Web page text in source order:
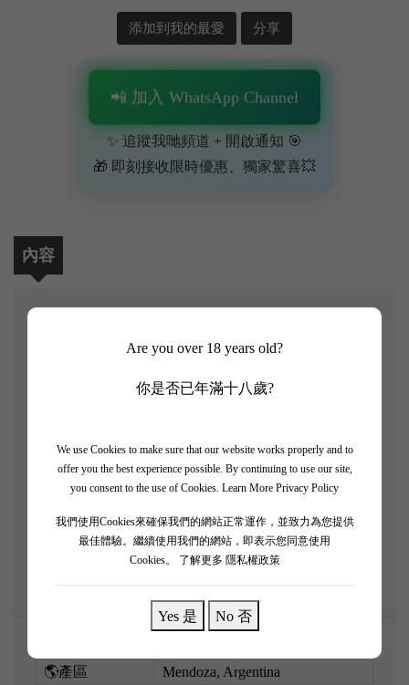
Are you over 18 years old?
你是否已年滿十八歲?
We use Cookies to make sure that our website works properly and to
offer you the best experience possible. By continuing to use our site,
you consent to the use of Cookies. Learn More Privacy Policy
我們使用Cookies來確保我們的網站正常運作，並致力為您提供
最佳體驗。繼續使用我們的網站，即表示您同意使用
Cookies。
了解更多 隱私權政策
Yes 是 No 否
添加到我的最愛 分享
📲 加入 WhatsApp Channel
✨ 追蹤我哋頻道 + 開啟通知 🎯
🎁 即刻接收限時優惠、獨家驚喜💥
內容
馬）！2017 係一個非常經典且平衡嘅年份，完美融
Sauvignon 嘅嚴謹骨架。酒液呈現深邃嘅紫紅色，爆
雅嘅雲呢拿橡木氣息。酒體飽滿，口感極之豐厚圓
潤，單寧結實得嚟已經打磨得似天鵝絨咁滑，餘韻帶
飲建議醒酒一個鐘，配搭香草烤羊架或者慢煮牛肋
肉，肉汁將酒香推向極致！
🌎產區 Mendoza, Argentina